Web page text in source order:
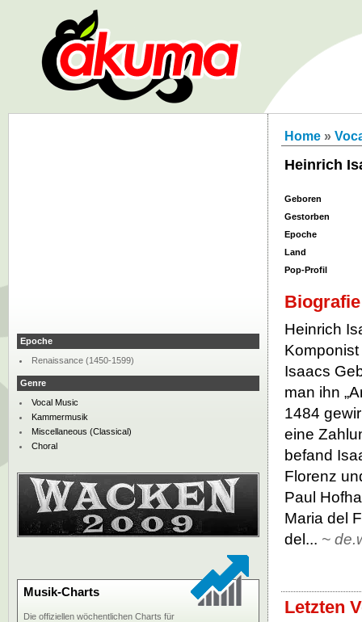
Home »
Heinrich
Geboren
Gestorben
Epoche
Land
Pop-Profil
Biografie
Heinrich
Isaacs
man ihn
1484
eine
befand
Florenz
Paul
Maria del
del... ~
Letzten
Epoche
Renaissance (1450-1599)
Genre
Vocal Music
Kammermusik
Miscellaneous (Classical)
Choral
Musik-Charts
Die offiziellen wöchentlichen Charts für